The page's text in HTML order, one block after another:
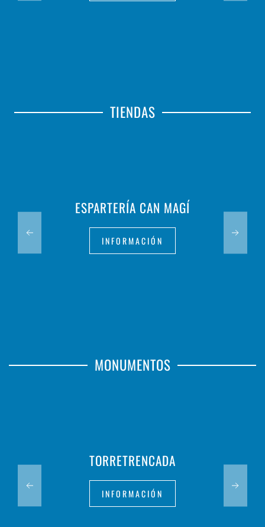
TIENDAS
ESPARTERÍA CAN MAGÍ
INFORMACIÓN
MONUMENTOS
TORRETRENCADA
INFORMACIÓN